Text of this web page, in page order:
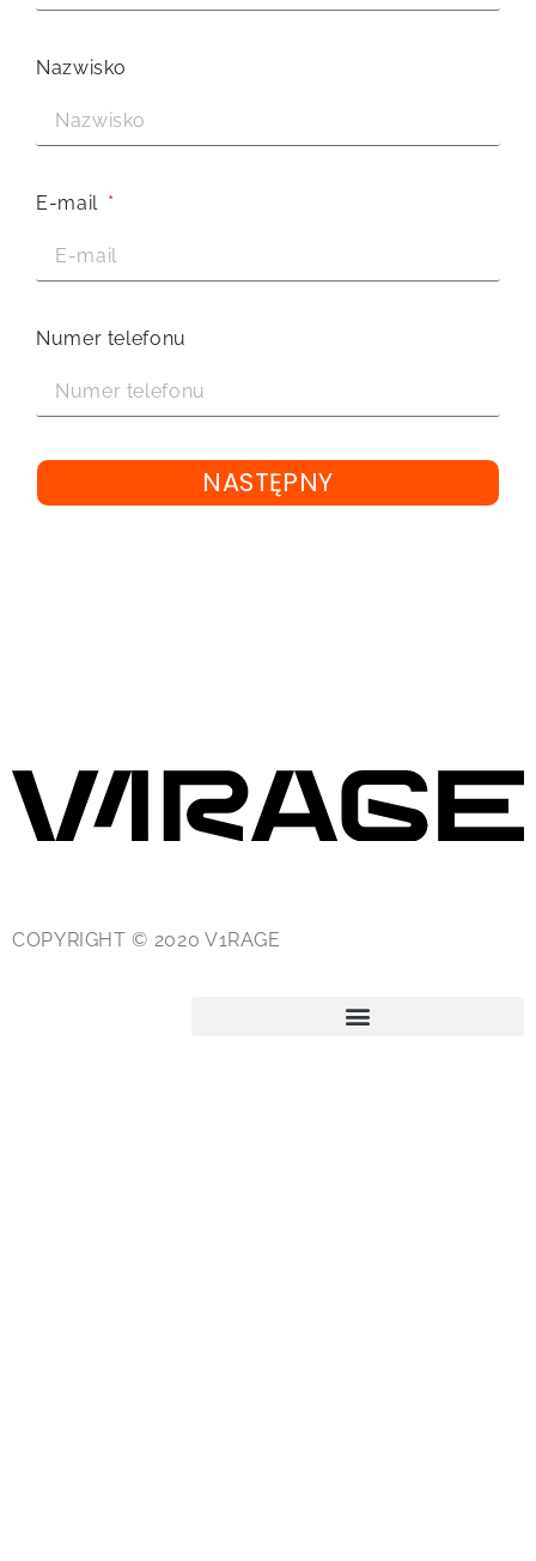
Nazwisko
E-mail
Numer telefonu
NASTĘPNY
COPYRIGHT © 2020 V1RAGE